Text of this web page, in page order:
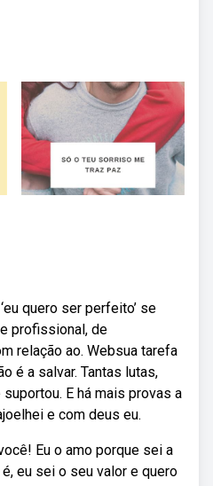
quero ser perfeito’ se
profissional, de
relação ao. Websua tarefa
é a salvar. Tantas lutas,
E há mais provas a
e com deus eu.
Eu o amo porque sei a
eu sei o seu valor e quero